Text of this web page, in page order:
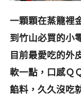
一顆顆在蒸籠裡
到竹山必買的小
目前最愛吃的外
軟一點，口感Ｑ
餡料，久久沒吃